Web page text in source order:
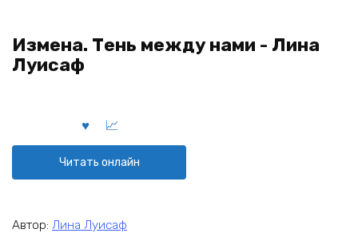
Измена. Тень между нами - Лина
Луисаф
Читать онлайн
Автор: Лина Луисаф